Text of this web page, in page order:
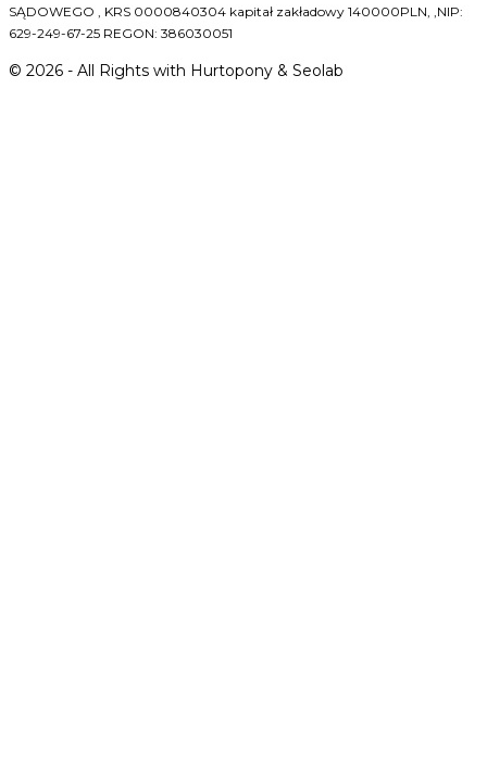
SĄDOWEGO , KRS 0000840304 kapitał zakładowy 140000PLN, ,NIP:
629-249-67-25 REGON: 386030051
© 2026 - All Rights with Hurtopony & Seolab